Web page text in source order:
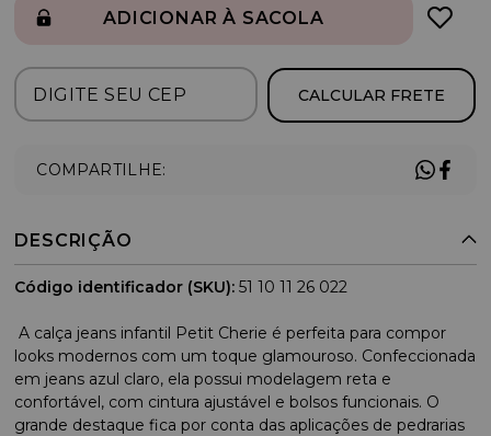
ADICIONAR À SACOLA
CALCULAR FRETE
COMPARTILHE:
DESCRIÇÃO
Código identificador (SKU): 51 10 11 26 022
A calça jeans infantil Petit Cherie é perfeita para compor
looks modernos com um toque glamouroso. Confeccionada
em jeans azul claro, ela possui modelagem reta e
confortável, com cintura ajustável e bolsos funcionais. O
grande destaque fica por conta das aplicações de pedrarias